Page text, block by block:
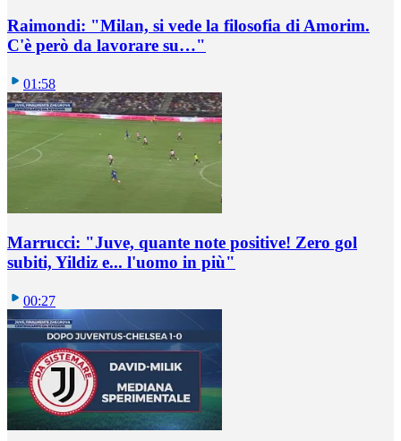
Raimondi: "Milan, si vede la filosofia di Amorim.
C'è però da lavorare su…"
01:58
Marrucci: "Juve, quante note positive! Zero gol
subiti, Yildiz e... l'uomo in più"
00:27